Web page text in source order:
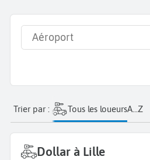
Trier par : Tous les loueursA...Z
Dollar à Lille